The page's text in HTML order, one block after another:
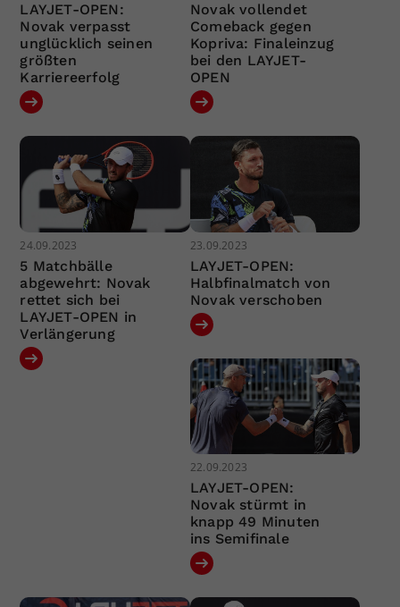
LAYJET-OPEN:
Novak verpasst
unglücklich seinen
größten
Karriereerfolg
Novak vollendet
Comeback gegen
Kopriva: Finaleinzug
bei den LAYJET-
OPEN
24.09.2023
5 Matchbälle
abgewehrt: Novak
rettet sich bei
LAYJET-OPEN in
Verlängerung
23.09.2023
LAYJET-OPEN:
Halbfinalmatch von
Novak verschoben
22.09.2023
LAYJET-OPEN:
Novak stürmt in
knapp 49 Minuten
ins Semifinale